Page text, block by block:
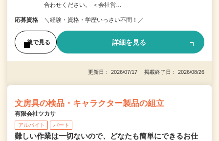
合わせください。 ＜会社営…
応募資格 ＼経験・資格・学歴いっさい不問！／
後で見る 詳細を見る
更新日： 2026/07/17 掲載終了日： 2026/08/26
文房具の検品・キャラクター製品の組立
有限会社ツカサ
アルバイト パート
難しい作業は一切ないので、どなたも簡単にできるお仕